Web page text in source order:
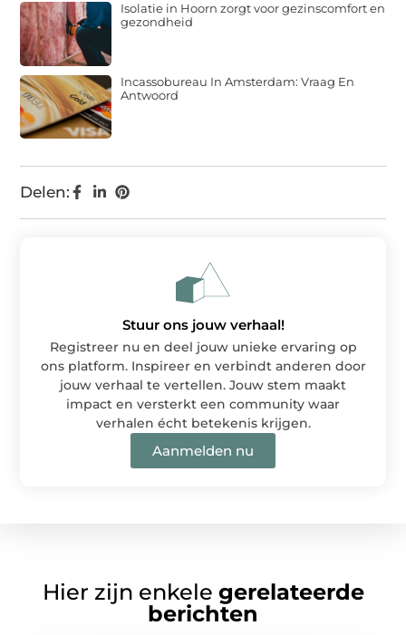
Delen:
Isolatie in Hoorn zorgt voor gezinscomfort en
gezondheid
Incassobureau In Amsterdam: Vraag En
Antwoord
Stuur ons jouw verhaal!
Registreer nu en deel jouw unieke ervaring op
ons platform. Inspireer en verbindt anderen door
jouw verhaal te vertellen. Jouw stem maakt
impact en versterkt een community waar
verhalen écht betekenis krijgen.
Aanmelden nu
Hier zijn enkele gerelateerde
berichten